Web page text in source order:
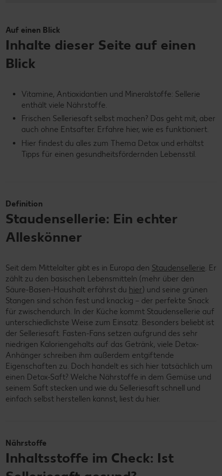
Auf einen Blick
Inhalte dieser Seite auf einen
Blick
Vitamine, Antioxidantien und Mineralstoffe: Sellerie
enthält viele Nährstoffe.
Frischen Selleriesaft selbst machen? Das geht mit, aber
auch ohne Entsafter. Erfahre hier, wie es funktioniert.
Hier findest du alles zum Thema Detox und erhältst
Tipps für einen gesundheitsfördernden Lebensstil.
Definition
Staudensellerie: Ein echter
Alleskönner
Seit dem Mittelalter gibt es in Europa den Staudensellerie . Er
zählt zu den basischen Lebensmitteln (mehr über den
Säure-Basen-Haushalt erfährst du hier) und seine grünen
Stangen sind schön fest und knackig – der perfekte Snack
für zwischendurch. In der Küche kommt Staudensellerie auf
unterschiedlichste Weise zum Einsatz. Besonders beliebt ist
der Selleriesaft. Fasten-Fans setzen aufgrund des sehr
niedrigen Kaloriengehalts auf das Getränk, viele Detox-
Anhänger schreiben ihm außerdem entgiftende
Eigenschaften zu. Doch handelt es sich hier tatsächlich um
einen Detox-Saft? Welche Nährstoffe in dem Gemüse und
seinem Saft stecken und wie du Selleriesaft schnell und
einfach selbst herstellen kannst, liest du hier.
Nährstoffe
Inhaltsstoffe im Check: Ist